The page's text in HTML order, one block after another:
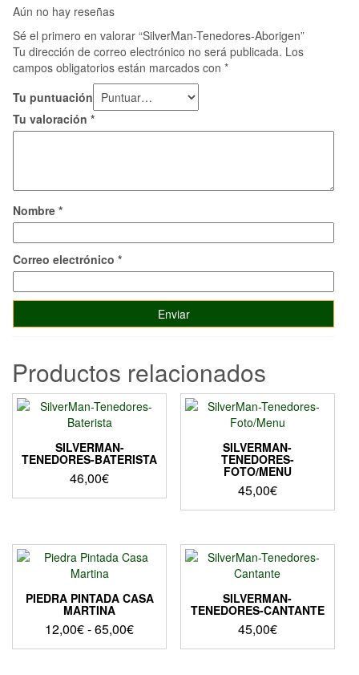
Aún no hay reseñas
Sé el primero en valorar “SilverMan-Tenedores-Aborigen”
Tu dirección de correo electrónico no será publicada. Los
campos obligatorios están marcados con *
Tu puntuación
Tu valoración *
Nombre *
Correo electrónico *
Productos relacionados
SILVERMAN-
TENEDORES-BATERISTA
46,00€
SILVERMAN-
TENEDORES-
FOTO/MENU
45,00€
PIEDRA PINTADA CASA
MARTINA
12,00€-65,00€Rango
de
Este
SILVERMAN-
TENEDORES-CANTANTE
45,00€